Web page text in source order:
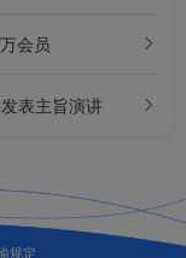
会员
表主旨演讲
规定